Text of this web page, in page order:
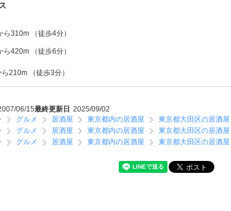
ら310m （徒歩4分）
ら420m （徒歩6分）
210m （徒歩3分）
06/15最終更新日 2025/09/02
グルメ 居酒屋 東京都内の居酒屋 東京都大田区の居酒屋
グルメ 居酒屋 東京都内の居酒屋 東京都大田区の居酒屋
グルメ 居酒屋 東京都内の居酒屋 東京都大田区の居酒屋